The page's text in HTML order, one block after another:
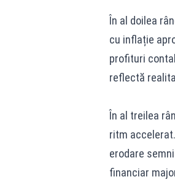
În al doilea
cu inflație
profituri
reflectă
În al treilea
ritm
erodare
financiar